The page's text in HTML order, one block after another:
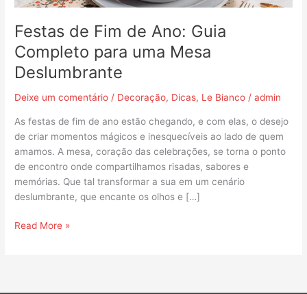
Festas de Fim de Ano: Guia
Completo para uma Mesa
Deslumbrante
Deixe um comentário / Decoração, Dicas, Le Bianco /admin
As festas de fim de ano estão chegando, e com elas, o desejo
de criar momentos mágicos e inesquecíveis ao lado de quem
amamos. A mesa, coração das celebrações, se torna o ponto
de encontro onde compartilhamos risadas, sabores e
memórias. Que tal transformar a sua em um cenário
deslumbrante, que encante os olhos e […]
Deslumbrante
Read More »